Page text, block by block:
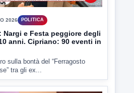
2026 POLITICA
Nargi e Festa peggiore degli
anni. Cipriano: 90 eventi in
sulla bontà del “Ferragosto
tra gli ex...